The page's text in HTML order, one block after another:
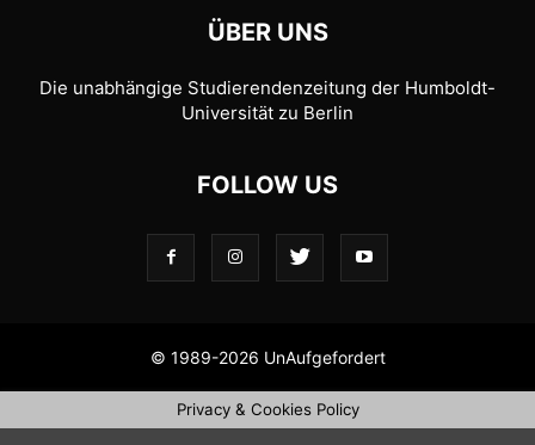
ÜBER UNS
Die unabhängige Studierendenzeitung der Humboldt-
Universität zu Berlin
FOLLOW US
© 1989-2026 UnAufgefordert
Privacy & Cookies Policy